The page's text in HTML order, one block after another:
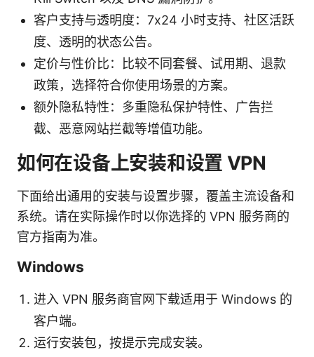
客户支持与透明度：7x24 小时支持、社区活跃
度、透明的状态公告。
定价与性价比：比较不同套餐、试用期、退款
政策，选择符合你使用场景的方案。
额外隐私特性：多重隐私保护特性、广告拦
截、恶意网站拦截等增值功能。
如何在设备上安装和设置 VPN
下面给出通用的安装与设置步骤，覆盖主流设备和
系统。请在实际操作时以你选择的 VPN 服务商的
官方指南为准。
Windows
进入 VPN 服务商官网下载适用于 Windows 的
客户端。
运行安装包，按提示完成安装。